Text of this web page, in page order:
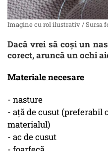
Imagine cu rol ilustrativ / Sursa
Dacă vrei să coși un
corect, aruncă un ochi
Materiale necesare
- nasture
- ață de cusut (preferabil
materialul)
- ac de cusut